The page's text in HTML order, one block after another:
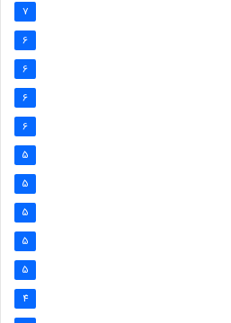
7
6
6
6
6
5
5
5
5
5
4